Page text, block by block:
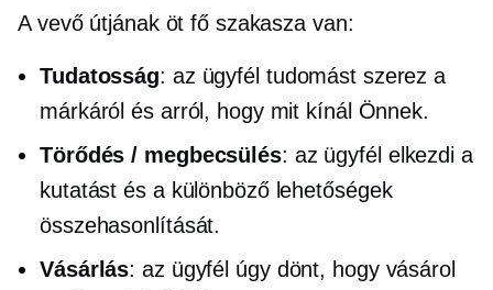
A vevő útjának öt fő szakasza van:
Tudatosság: az ügyfél tudomást szerez a
márkáról és arról, hogy mit kínál Önnek.
Törődés / megbecsülés: az ügyfél elkezdi a
kutatást és a különböző lehetőségek
összehasonlítását.
Vásárlás: az ügyfél úgy dönt, hogy vásárol